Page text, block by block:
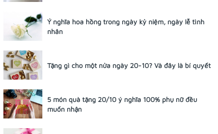
Ý nghĩa hoa hồng trong ngày kỷ niệm, ngày lễ tình
nhân
Tặng gì cho một nửa ngày 20-10? Và đây là bí quyết
5 món quà tặng 20/10 ý nghĩa 100% phụ nữ đều
muốn nhận